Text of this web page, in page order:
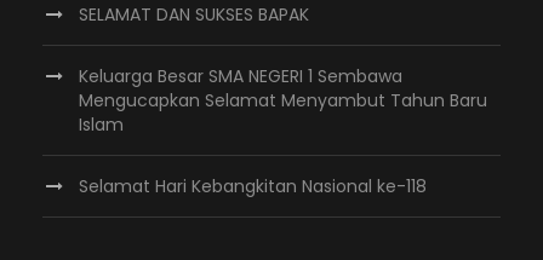
SELAMAT DAN SUKSES BAPAK
Keluarga Besar SMA NEGERI 1 Sembawa
Mengucapkan Selamat Menyambut Tahun Baru
Islam
Selamat Hari Kebangkitan Nasional ke-118